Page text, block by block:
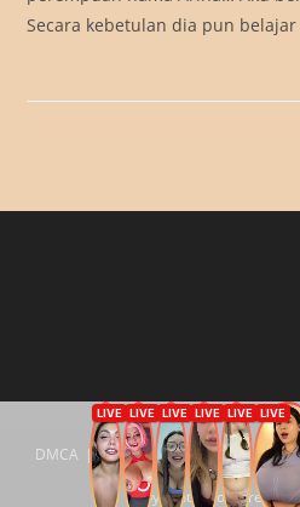
Secara kebetulan dia pun
DMCA Privacy Policy 18 U.S.C.
Copyright - WordPress